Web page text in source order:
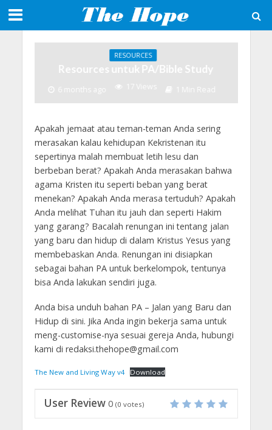
RESOURCES
Resources untuk PA/Bible Study
6 months ago 17 Views 1 Min Read
Apakah jemaat atau teman-teman Anda sering
merasakan kalau kehidupan Kekristenan itu
sepertinya malah membuat letih lesu dan
berbeban berat? Apakah Anda merasakan bahwa
agama Kristen itu seperti beban yang berat
menekan? Apakah Anda merasa tertuduh? Apakah
Anda melihat Tuhan itu jauh dan seperti Hakim
yang garang? Bacalah renungan ini tentang jalan
yang baru dan hidup di dalam Kristus Yesus yang
membebaskan Anda. Renungan ini disiapkan
sebagai bahan PA untuk berkelompok, tentunya
bisa Anda lakukan sendiri juga.
Anda bisa unduh bahan PA – Jalan yang Baru dan
Hidup di sini. Jika Anda ingin bekerja sama untuk
meng-customise-nya sesuai gereja Anda, hubungi
kami di redaksi.thehope@gmail.com
The New and Living Way v4 Download
User Review 0 (0 votes)